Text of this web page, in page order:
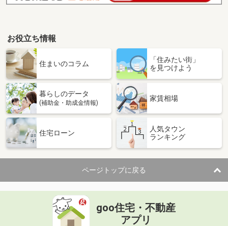
お役立ち情報
住まいのコラム
「住みたい街」
を見つけよう
暮らしのデータ
(補助金・助成金情報)
家賃相場
住宅ローン
人気タウン
ランキング
ページトップに戻る
goo住宅・不動産
アプリ